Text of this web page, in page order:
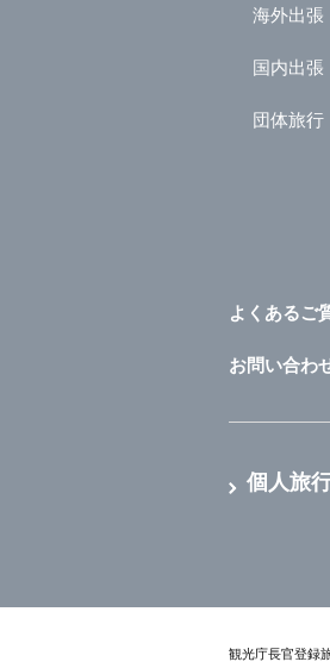
海外出張
国内出張
団体旅行
よくあるご
お問い合わ
個人旅
観光庁長官登録